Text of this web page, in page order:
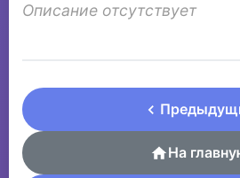
Описание отсутствует
На